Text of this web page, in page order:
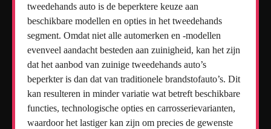
tweedehands auto is de beperktere keuze aan
beschikbare modellen en opties in het tweedehands
segment. Omdat niet alle automerken en -modellen
evenveel aandacht besteden aan zuinigheid, kan het zijn
dat het aanbod van zuinige tweedehands auto’s
beperkter is dan dat van traditionele brandstofauto’s. Dit
kan resulteren in minder variatie wat betreft beschikbare
functies, technologische opties en carrosserievarianten,
waardoor het lastiger kan zijn om precies de gewenste